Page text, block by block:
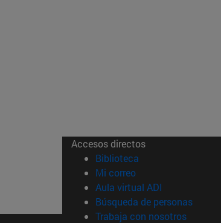
Accesos directos
Biblioteca (abre en nueva
Mi correo(abre en nueva
Aula virtual ADI (abre en
Búsqueda de personas(abre
Trabaja con nosotros(abre